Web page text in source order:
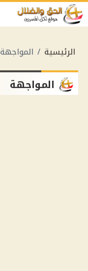
الرئيسية المواجهة
المواجهة